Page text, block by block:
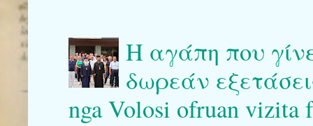
Η αγάπη που
δωρεάν
nga Volosi ofruan vizita